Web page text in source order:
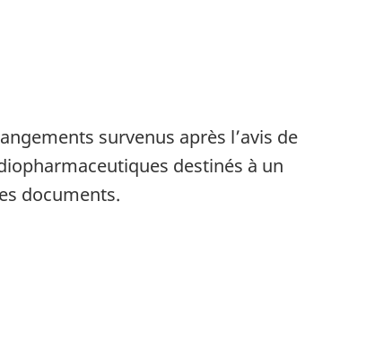
survenus après l’avis de
destinés à un
documents.